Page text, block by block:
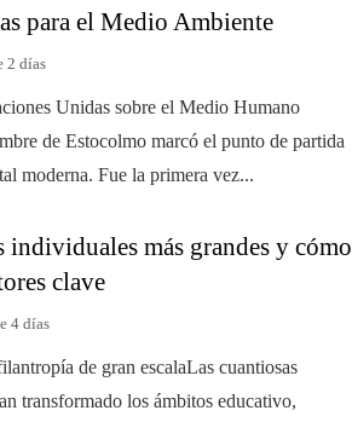
para el Medio Ambiente
2 días
Unidas sobre el Medio Humano
de Estocolmo marcó el punto de partida
moderna. Fue la primera vez...
individuales más grandes y cómo
clave
4 días
de gran escalaLas cuantiosas
transformado los ámbitos educativo,